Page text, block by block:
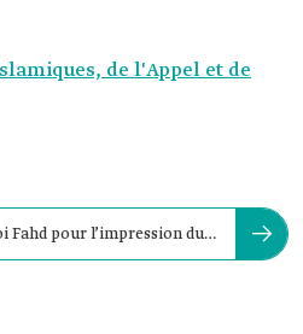
de l'Appel et de
Fahd pour l’impression du